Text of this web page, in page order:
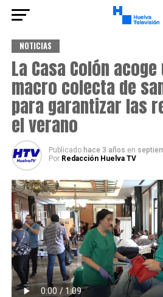
NOTICIAS
La Casa Colón
macro colecta de
para garantizar las
el verano
Publicado hace 3 años en
Por Redacción Huelva TV